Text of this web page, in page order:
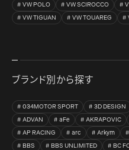
VW POLO
VW SCIROCCO
VW TIGUAN
VW TOUAREG
ブランド別から探す
034MOTOR SPORT 3D DESIGN
ADVAN
aFe AKRAPOVIC
AP RACING
arc Arkym
BBS
BBS UNLIMITED BC